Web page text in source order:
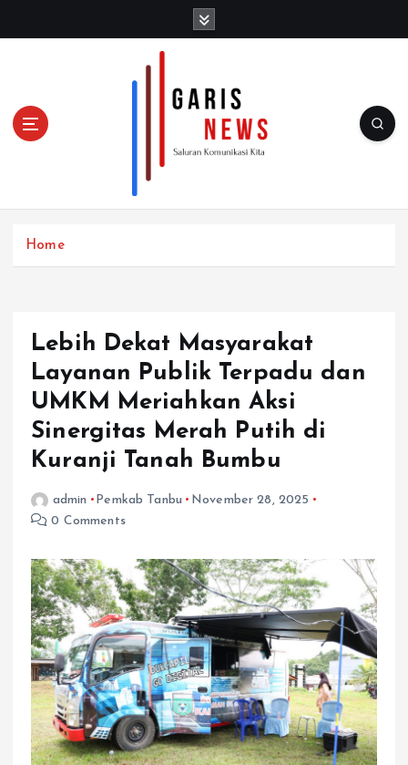
Home
Lebih Dekat Masyarakat
Layanan Publik Terpadu dan
UMKM Meriahkan Aksi
Sinergitas Merah Putih di
Kuranji Tanah Bumbu
admin Pemkab Tanbu
November 28, 2025
0 Comments